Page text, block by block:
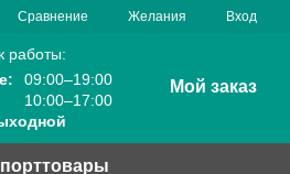
Сравнение Желания Вход
работы:
09:00–19:00
10:00–17:00
Мой заказ